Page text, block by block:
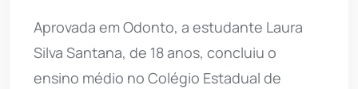
Aprovada em Odonto, a estudante Laura
Silva Santana, de 18 anos, concluiu o
ensino médio no Colégio Estadual de